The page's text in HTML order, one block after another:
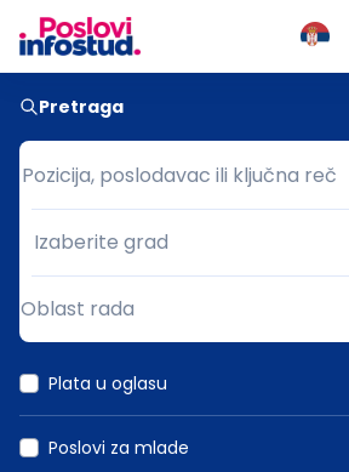
Pretraga
Pozicija, poslodavac ili ključna reč
Pozicija, poslodavac ili ključna reč
Grad
Izaberite grad
Oblast rada
Plata u oglasu
Poslovi za mlade